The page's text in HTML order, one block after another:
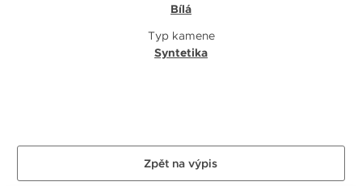
Bílá
Typ kamene
Syntetika
Zpět na výpis